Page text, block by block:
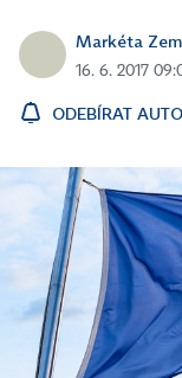
Markéta
16. 6. 2017
ODEBÍRAT